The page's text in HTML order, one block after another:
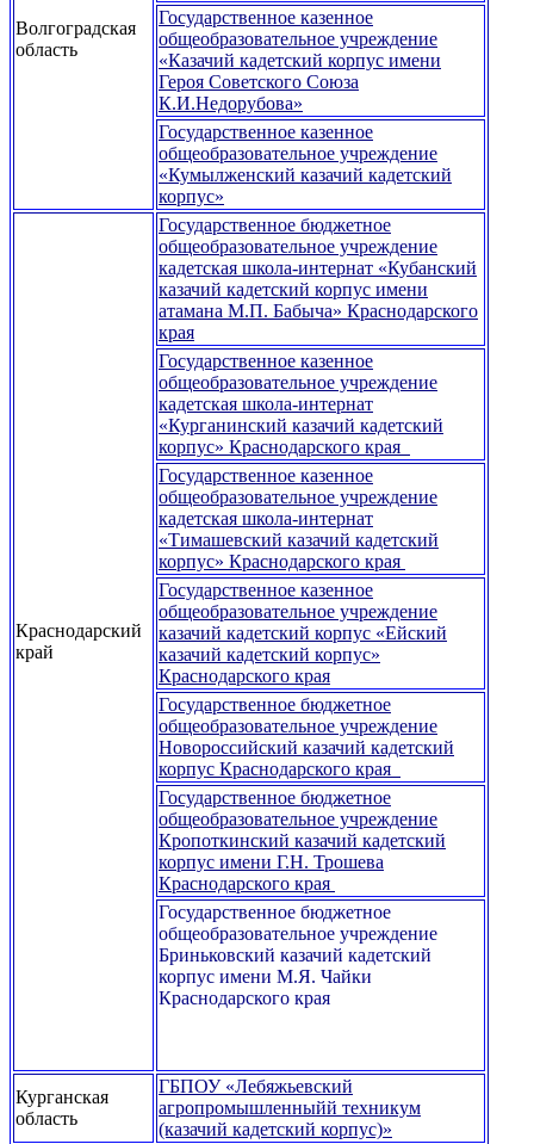
Волгоградская
область
Государственное казенное
общеобразовательное учреждение
«Казачий кадетский корпус имени
Героя Советского Союза
К.И.Недорубова»
Государственное казенное
общеобразовательное учреждение
«Кумылженский казачий кадетский
корпус»
Краснодарский
край
Государственное бюджетное
общеобразовательное учреждение
кадетская школа-интернат «Кубанский
казачий кадетский корпус имени
атамана М.П. Бабыча» Краснодарского
края
Государственное казенное
общеобразовательное учреждение
кадетская школа-интернат
«Курганинский казачий кадетский
корпус» Краснодарского края
Государственное казенное
общеобразовательное учреждение
кадетская школа-интернат
«Тимашевский казачий кадетский
корпус» Краснодарского края
Государственное казенное
общеобразовательное учреждение
казачий кадетский корпус «Ейский
казачий кадетский корпус»
Краснодарского края
Государственное бюджетное
общеобразовательное учреждение
Новороссийский казачий кадетский
корпус Краснодарского края
Государственное бюджетное
общеобразовательное учреждение
Кропоткинский казачий кадетский
корпус имени Г.Н. Трошева
Краснодарского края
Государственное бюджетное
общеобразовательное учреждение
Бриньковский казачий кадетский
корпус имени М.Я. Чайки
Краснодарского края
Курганская
область
ГБПОУ «Лебяжьевский
агропромышленныйй техникум
(казачий кадетский корпус)»